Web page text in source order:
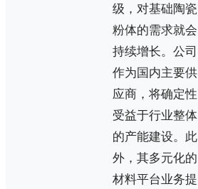
级，对基础陶瓷
粉体的需求就会
持续增长。公司
作为国内主要供
应商，将确定性
受益于行业整体
的产能建设。此
外，其多元化的
材料平台业务提